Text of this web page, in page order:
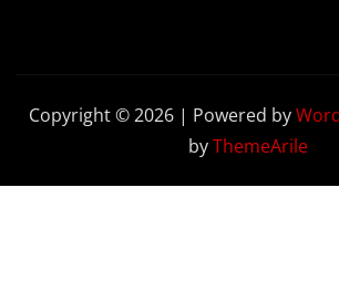
Copyright © 2026 | Powered by
byThemeArile